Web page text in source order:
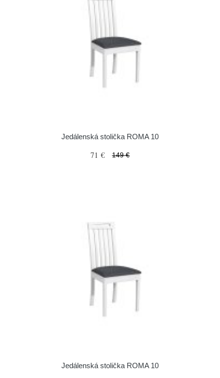
Jedálenská stolička ROMA 10
71 € 149 €
Jedálenská stolička ROMA 10